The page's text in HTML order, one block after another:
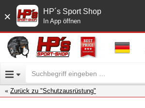
× HP´s Sport Shop
In App öffnen
Zurück zu "Schutzausrüstung"